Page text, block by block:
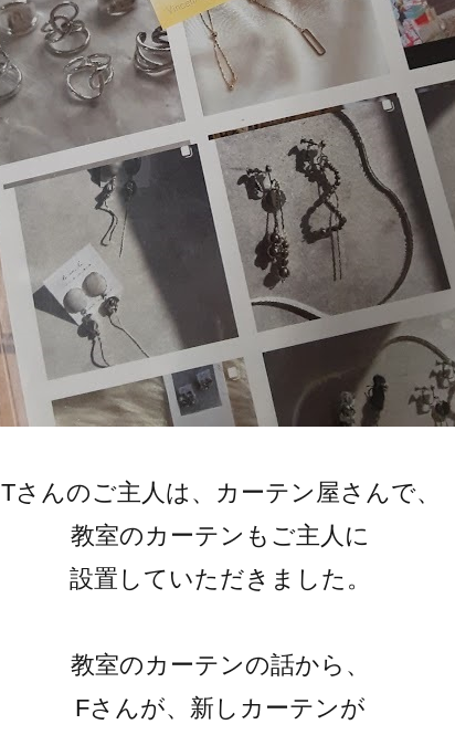
Tさんのご主人は、カーテン屋さんで、
教室のカーテンもご主人に
設置していただきました。
教室のカーテンの話から、
Fさんが、新しカーテンが